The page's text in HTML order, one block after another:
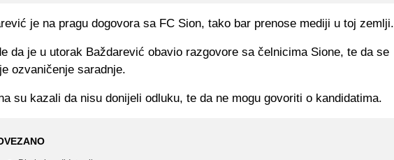
je na pragu dogovora sa FC Sion, tako bar prenose mediji u toj zemlji.
da je u utorak Baždarević obavio razgovore sa čelnicima Sione, te da se
ozvaničenje saradnje.
su kazali da nisu donijeli odluku, te da ne mogu govoriti o kandidatima.